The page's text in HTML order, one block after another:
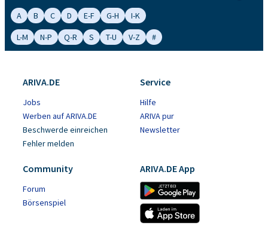
A B C D E-F G-H
I-K
L-M
N-P Q-R S T-U V-Z #
ARIVA.DE
Jobs
Werben auf ARIVA.DE
Beschwerde einreichen
Fehler melden
Service
Hilfe
ARIVA pur
Newsletter
Community
Forum
Börsenspiel
ARIVA.DE App